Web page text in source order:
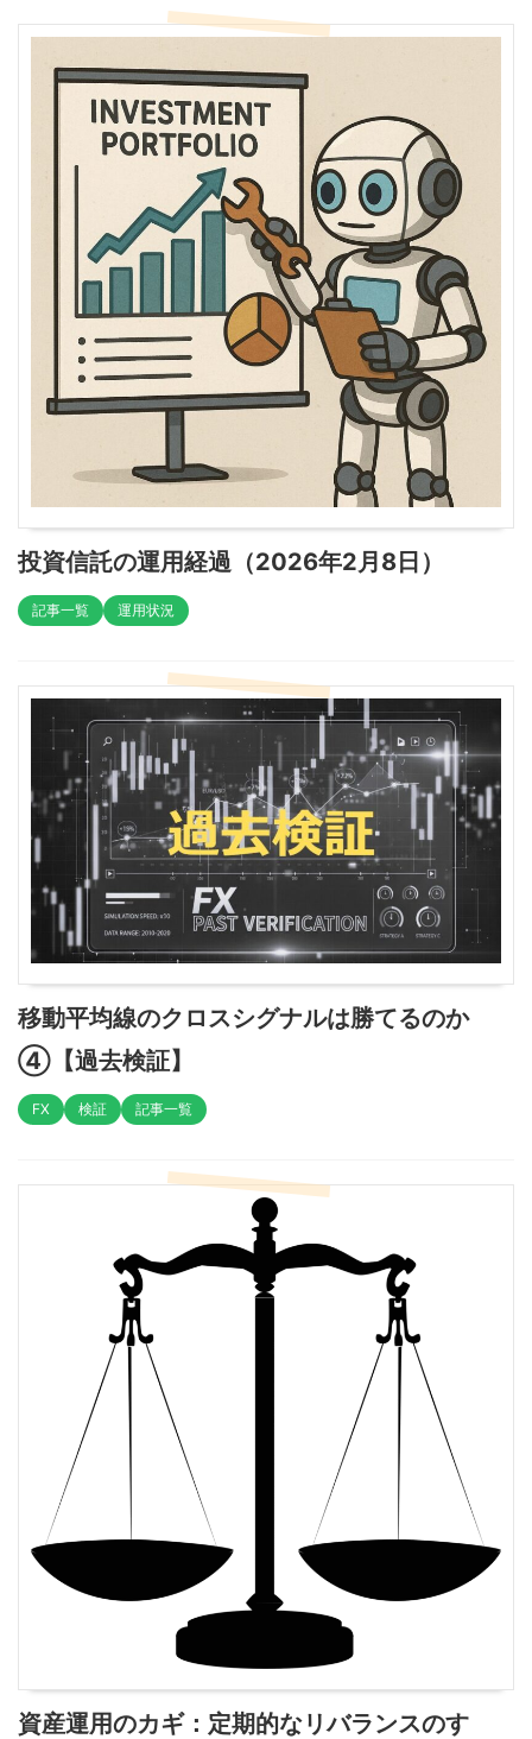
投資信託の運用経過（2026年2月8日）
記事一覧 運用状況
移動平均線のクロスシグナルは勝てるのか
④【過去検証】
FX 検証 記事一覧
資産運用のカギ：定期的なリバランスのす